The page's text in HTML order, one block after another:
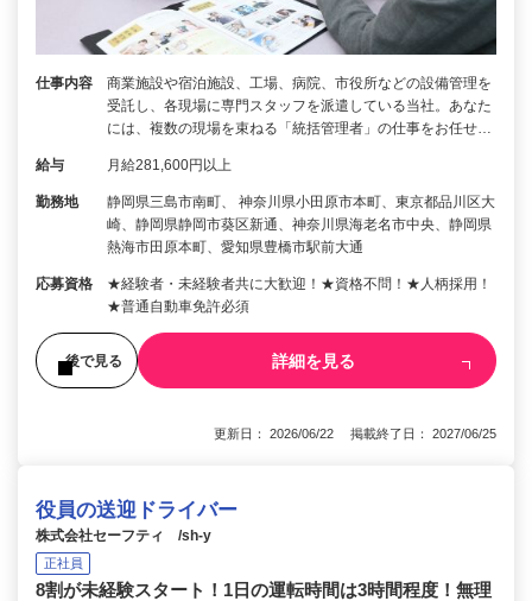
仕事内容
商業施設や宿泊施設、工場、病院、市役所などの設備管理を
受託し、各現場に専門スタッフを派遣している当社。あなた
には、複数の現場を束ねる「統括管理者」の仕事をお任せ…
給与 月給281,600円以上
勤務地
静岡県三島市南町、 神奈川県小田原市本町、東京都品川区大
崎、静岡県静岡市葵区新通、神奈川県海老名市中央、静岡県
熱海市田原本町、愛知県豊橋市駅前大通
応募資格
★経験者・未経験者共に大歓迎！★資格不問！★人柄採用！
★普通自動車免許必須
後で見る 詳細を見る
更新日： 2026/06/22 掲載終了日： 2027/06/25
役員の送迎ドライバー
株式会社セーフティ /sh-y
正社員
8割が未経験スタート！1日の運転時間は3時間程度！無理